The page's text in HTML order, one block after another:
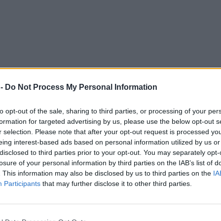
Do Not Process My Personal Information
opt-out of the sale, sharing to third parties, or processing of your
for targeted advertising by us, please use the below opt-out
selection. Please note that after your opt-out request is processed
interest-based ads based on personal information utilized by us
to third parties prior to your opt-out. You may separately
of your personal information by third parties on the IAB’s list of
This information may also be disclosed by us to third parties on the
Participants that may further disclose it to other third parties.
con il risultato di 2-0 (25-11, 26-24), centrando l’ottava
la Lombardia campione d’Italia per il terzo anno consecutivo,
ha mostrato solidità tecnica e mentale in ogni fase della
individuale per tre atleti lombardi inseriti nel Top Six: